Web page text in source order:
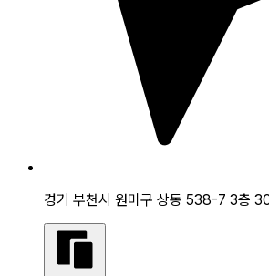
경기 부천시 원미구 상동 538-7 3층